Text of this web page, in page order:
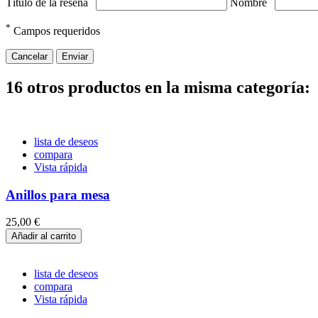
* Campos requeridos
Cancelar Enviar
16 otros productos en la misma categoría:
lista de deseos
compara
Vista rápida
Anillos para mesa
25,00 €
Añadir al carrito
lista de deseos
compara
Vista rápida